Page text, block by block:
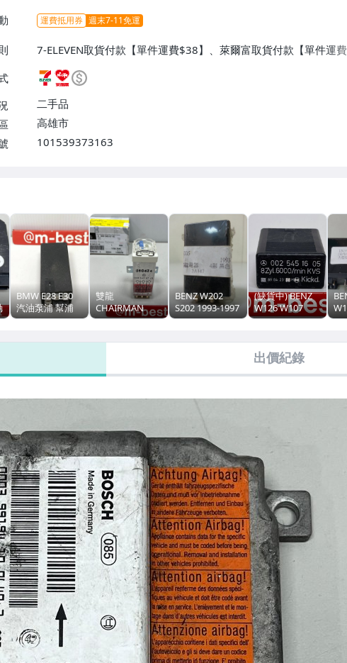
運費抵用券 週末7-11免運
7-ELEVEN取貨付款【單件運費$38】、萊爾富取貨付款【單件運
0】、宅配/貨運【單件運費$100】、郵局掛號【單件運費$65】、
自取/不寄送【免運費】
二手品
高雄市
101539373163
BMW E28 E30
汽油泵浦 幫浦
邦浦 繼電器 (7
(OEM/KAE廠製)
雙龍
CHAIRMAN
M104 1998-
超高壓 保護 繼
0005406745
BENZ W202
S202 1993-1997
M111 強迫換檔
箱 排檔 排擋 自
(缺貨中) BENZ
W126 W107
R107 SL M116
幫浦 邦浦 繼電
器 拆車品
0025451605
大
(
出價紀錄